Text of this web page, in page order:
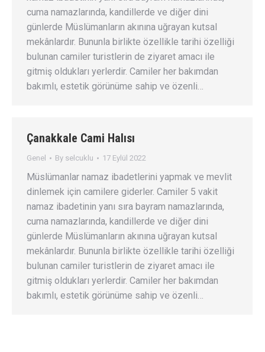
cuma namazlarında, kandillerde ve diğer dini
günlerde Müslümanların akınına uğrayan kutsal
mekânlardır. Bununla birlikte özellikle tarihi özelliği
bulunan camiler turistlerin de ziyaret amacı ile
gitmiş oldukları yerlerdir. Camiler her bakımdan
bakımlı, estetik görünüme sahip ve özenli…
Çanakkale Cami Halısı
Genel By selcuklu 17 Eylül 2022
Müslümanlar namaz ibadetlerini yapmak ve mevlit
dinlemek için camilere giderler. Camiler 5 vakit
namaz ibadetinin yanı sıra bayram namazlarında,
cuma namazlarında, kandillerde ve diğer dini
günlerde Müslümanların akınına uğrayan kutsal
mekânlardır. Bununla birlikte özellikle tarihi özelliği
bulunan camiler turistlerin de ziyaret amacı ile
gitmiş oldukları yerlerdir. Camiler her bakımdan
bakımlı, estetik görünüme sahip ve özenli…